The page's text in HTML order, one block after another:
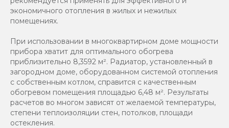
экономичного отопления в жилых и нежилых
помещениях.
При использовании в многоквартирном доме мощности
прибора хватит для оптимального обогрева
приблизительно 8,3592 м². Радиатор, установленный в
загородном доме, оборудованном системой отопления
с собственным котлом, справится с качественным
обогревом помещения площадью 6,48 м². Результаты
расчетов во многом зависят от желаемой температуры,
степени теплоизоляции стен, потолков, площади
остекления.